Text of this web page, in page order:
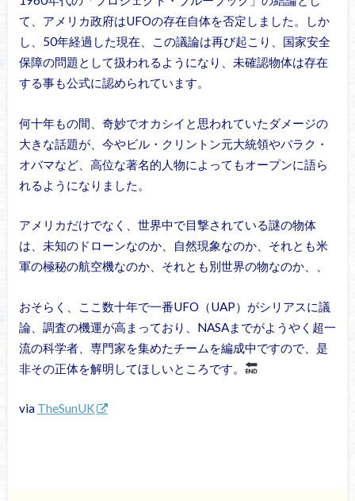
て、アメリカ政府はUFOの存在自体を否定しました。しか
し、50年経過した現在、この議論は再び起こり、国家安全
保障の問題として扱われるようになり、未確認物体は存在
する事も公式に認められています。
何十年もの間、奇妙でオカシイと思われていたダメージの
大きな話題が、今やビル・クリントン元大統領やバラク・
オバマなど、高位な著名的人物によってもオープンに語ら
れるようになりました。
アメリカだけでなく、世界中で目撃されている謎の物体
は、未知のドローンなのか、自然現象なのか、それとも米
軍の極秘の航空機なのか、それとも別世界の物なのか、、
おそらく、ここ数十年で一番UFO（UAP）がシリアスに議
論、調査の機運が高まっており、NASAまでがようやく超一
流の科学者、専門家を集めたチームを編成中ですので、是
非その正体を解明してほしいところです。
via TheSunUK